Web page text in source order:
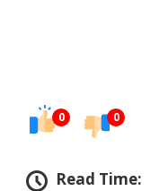
0 0
Read Time: